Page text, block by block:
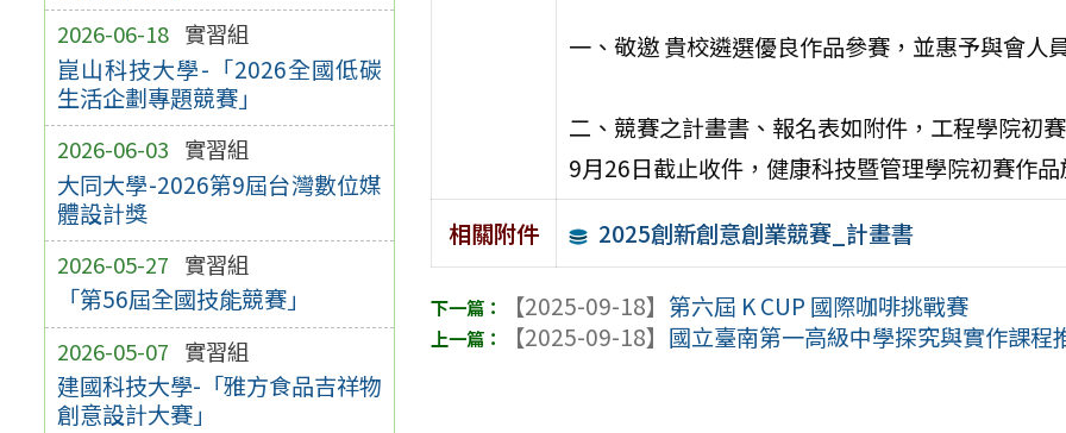
2026-06-18 實習組
崑山科技大學-「2026全國低碳
生活企劃專題競賽」
2026-06-03 實習組
大同大學-2026第9屆台灣數位媒
體設計獎
2026-05-27 實習組
「第56屆全國技能競賽」
2026-05-07 實習組
建國科技大學-「雅方食品吉祥物
創意設計大賽」
一、敬邀 貴校遴選優良作品參賽，並惠予與會人
二、競賽之計畫書、報名表如附件，工程學院初
9月26日截止收件，健康科技暨管理學院初賽作
相關附件
2025創新創意創業競賽_計畫書
【2025-09-18】 第六屆 K CUP 國際咖啡挑戰賽
【2025-09-18】 國立臺南第一高級中學探究與實作課